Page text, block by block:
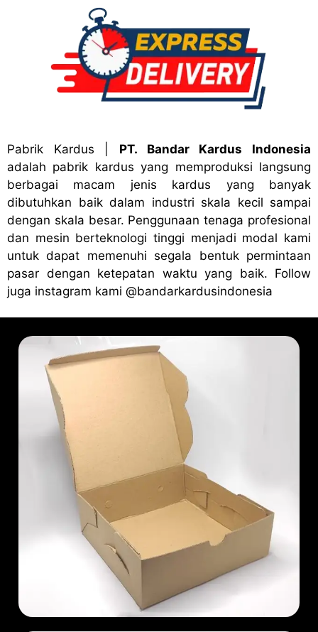
Pabrik Kardus
PT. Bandar Kardus Indonesia
adalah pabrik kardus yang memproduksi langsung
berbagai macam jenis kardus yang banyak
dibutuhkan baik dalam industri skala kecil sampai
dengan skala besar. Penggunaan tenaga profesional
dan mesin berteknologi tinggi menjadi modal kami
untuk dapat memenuhi segala bentuk permintaan
pasar dengan ketepatan waktu yang baik. Follow
juga instagram kami @bandarkardusindonesia